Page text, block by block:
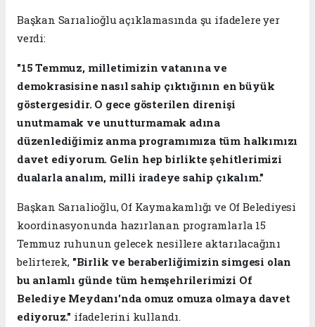
Başkan Sarıalioğlu açıklamasında şu ifadelere yer
verdi:
"15 Temmuz, milletimizin vatanına ve
demokrasisine nasıl sahip çıktığının en büyük
göstergesidir. O gece gösterilen direnişi
unutmamak ve unutturmamak adına
düzenlediğimiz anma programımıza tüm halkımızı
davet ediyorum. Gelin hep birlikte şehitlerimizi
dualarla analım, milli iradeye sahip çıkalım."
Başkan Sarıalioğlu, Of Kaymakamlığı ve Of Belediyesi
koordinasyonunda hazırlanan programlarla 15
Temmuz ruhunun gelecek nesillere aktarılacağını
belirterek, "Birlik ve beraberliğimizin simgesi olan
bu anlamlı günde tüm hemşehrilerimizi Of
Belediye Meydanı'nda omuz omuza olmaya davet
ediyoruz." ifadelerini kullandı.